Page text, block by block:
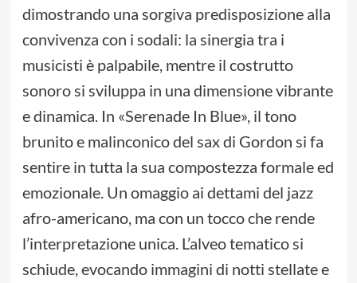
dimostrando una sorgiva predisposizione alla
convivenza con i sodali: la sinergia tra i
musicisti è palpabile, mentre il costrutto
sonoro si sviluppa in una dimensione vibrante
e dinamica. In «Serenade In Blue», il tono
brunito e malinconico del sax di Gordon si fa
sentire in tutta la sua compostezza formale ed
emozionale. Un omaggio ai dettami del jazz
afro-americano, ma con un tocco che rende
l’interpretazione unica. L’alveo tematico si
schiude, evocando immagini di notti stellate e